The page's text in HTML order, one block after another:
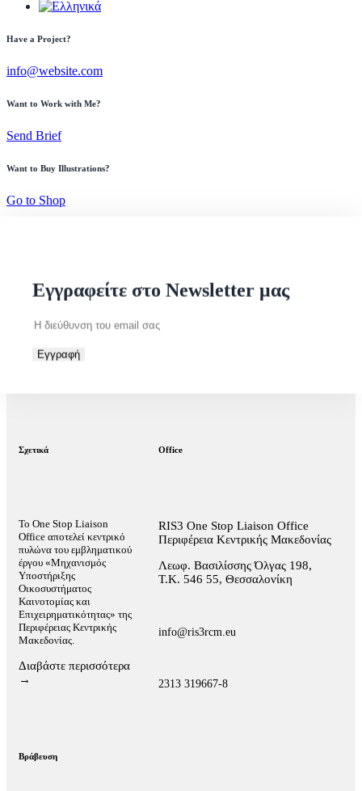
Have a Project?
info@website.com
Want to Work with Me?
Send Brief
Want to Buy Illustrations?
Go to Shop
Σχετικά
Το One Stop Liaison
Office αποτελεί κεντρικό
πυλώνα του εμβληματικού
έργου «Μηχανισμός
Υποστήριξης
Οικοσυστήματος
Καινοτομίας και
Επιχειρηματικότητας» της
Περιφέρειας Κεντρικής
Μακεδονίας.
Διαβάστε περισσότερα
→
Βράβευση
Office
RIS3 One Stop Liaison Office
Περιφέρεια Κεντρικής Μακεδονίας
Λεωφ. Βασιλίσσης Όλγας 198,
Τ.Κ. 546 55, Θεσσαλονίκη
info@ris3rcm.eu
2313 319667-8
Εγγραφείτε στο Newsletter μας
Εγγραφή